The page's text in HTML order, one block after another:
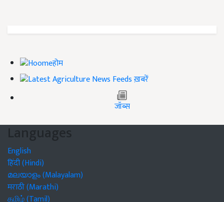
होम
ख़बरें
जॉब्स
Languages
English
हिंदी (Hindi)
മലയാളം (Malayalam)
मराठी (Marathi)
தமிழ் (Tamil)